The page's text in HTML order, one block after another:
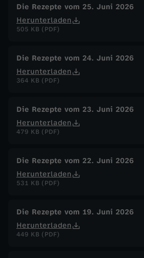
Die Rezepte vom 25. Juni 2026
Herunterladen
505 KB (PDF)
Die Rezepte vom 24. Juni 2026
Herunterladen
364 KB (PDF)
Die Rezepte vom 23. Juni 2026
Herunterladen
479 KB (PDF)
Die Rezepte vom 22. Juni 2026
Herunterladen
531 KB (PDF)
Die Rezepte vom 19. Juni 2026
Herunterladen
449 KB (PDF)